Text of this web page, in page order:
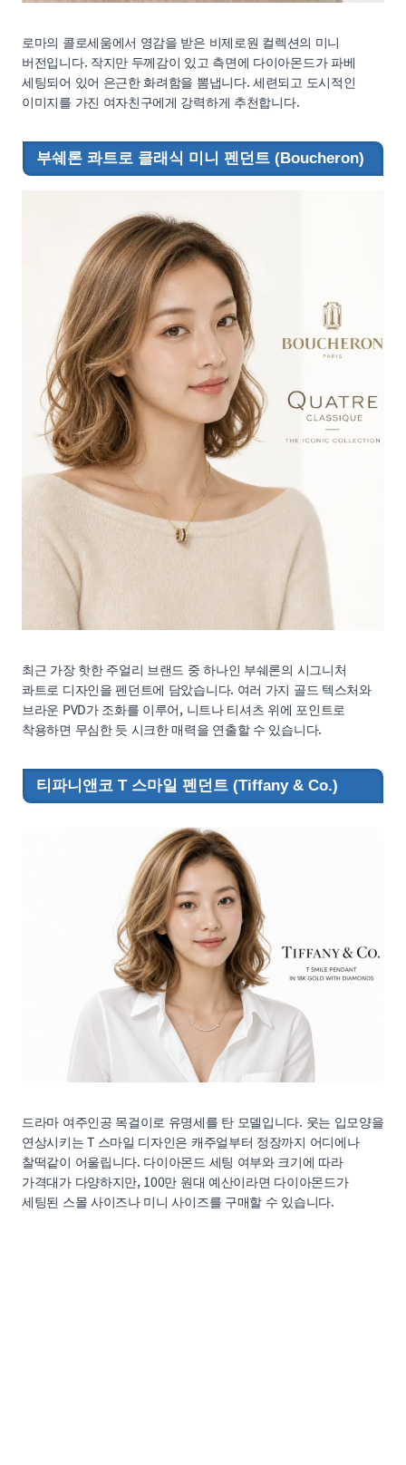
로마의 콜로세움에서 영감을 받은 비제로원 컬렉션의 미니
버전입니다. 작지만 두께감이 있고 측면에 다이아몬드가 파베
세팅되어 있어 은근한 화려함을 뽐냅니다. 세련되고 도시적인
이미지를 가진 여자친구에게 강력하게 추천합니다.
부쉐론 콰트로 클래식 미니 펜던트 (Boucheron)
최근 가장 핫한 주얼리 브랜드 중 하나인 부쉐론의 시그니처
콰트로 디자인을 펜던트에 담았습니다. 여러 가지 골드 텍스처와
브라운 PVD가 조화를 이루어, 니트나 티셔츠 위에 포인트로
착용하면 무심한 듯 시크한 매력을 연출할 수 있습니다.
티파니앤코 T 스마일 펜던트 (Tiffany & Co.)
드라마 여주인공 목걸이로 유명세를 탄 모델입니다. 웃는 입모양을
연상시키는 T 스마일 디자인은 캐주얼부터 정장까지 어디에나
찰떡같이 어울립니다. 다이아몬드 세팅 여부와 크기에 따라
가격대가 다양하지만, 100만 원대 예산이라면 다이아몬드가
세팅된 스몰 사이즈나 미니 사이즈를 구매할 수 있습니다.